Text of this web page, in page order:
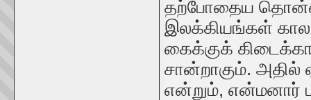
தற்போதைய
இலக்கியங்கள்
கைக்குக்
சான்றாகும். அதில்
என்றும், என்மனார்